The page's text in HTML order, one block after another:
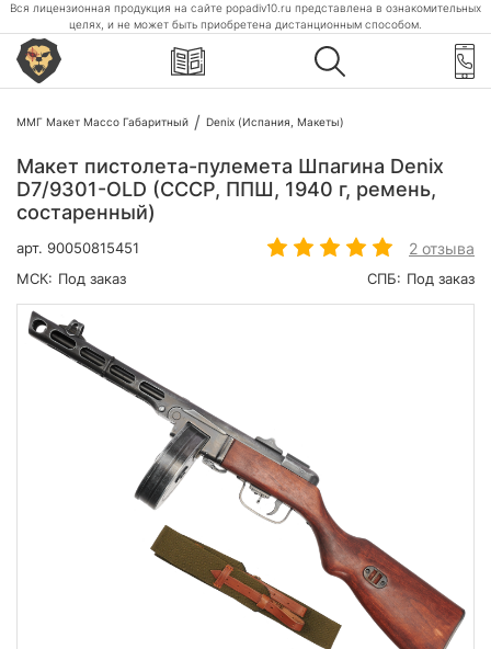
Вся лицензионная продукция на сайте popadiv10.ru представлена в ознакомительных
целях, и не может быть приобретена дистанционным способом.
ММГ Макет Массо Габаритный Denix (Испания, Макеты)
Макет пистолета-пулемета Шпагина Denix
D7/9301-OLD (СССР, ППШ, 1940 г, ремень,
состаренный)
арт. 90050815451 2 отзыва
МСК: Под заказ СПБ: Под заказ